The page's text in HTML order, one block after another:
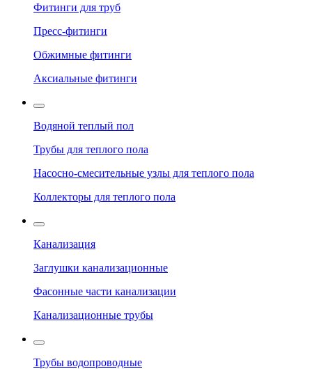
Фитинги для труб
Пресс-фитинги
Обжимные фитинги
Аксиальные фитинги
Водяной теплый пол
Трубы для теплого пола
Насосно-смесительные узлы для теплого пола
Коллекторы для теплого пола
Канализация
Заглушки канализационные
Фасонные части канализации
Канализационные трубы
Трубы водопроводные